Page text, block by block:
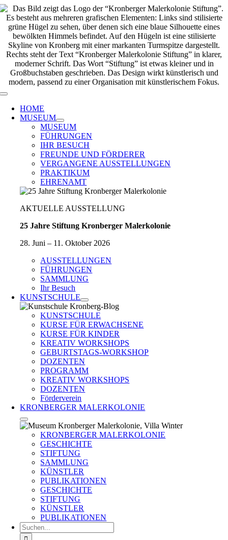
Zum
Inhalt
springen
Toggle
Navigation
HOME
MUSEUM
MUSEUM
FÜHRUNGEN
IHR BESUCH
FREUNDE UND FÖRDERER
VERGANGENE AUSSTELLUNGEN
PRAKTIKUM
EHRENAMT
AKTUELLE AUSSTELLUNG
25 Jahre Stiftung Kronberger Malerkolonie
28. Juni – 11. Oktober 2026
AUSSTELLUNGEN
FÜHRUNGEN
SAMMLUNG
Ihr Besuch
KUNSTSCHULE
KUNSTSCHULE
KURSE FÜR ERWACHSENE
KURSE FÜR KINDER
KREATIV WORKSHOPS
GEBURTSTAGS-WORKSHOP
DOZENTEN
PROGRAMM
KREATIV WORKSHOPS
DOZENTEN
Förderverein
KRONBERGER MALERKOLONIE
KRONBERGER MALERKOLONIE
GESCHICHTE
STIFTUNG
SAMMLUNG
KÜNSTLER
PUBLIKATIONEN
GESCHICHTE
STIFTUNG
KÜNSTLER
PUBLIKATIONEN
Suche
nach: